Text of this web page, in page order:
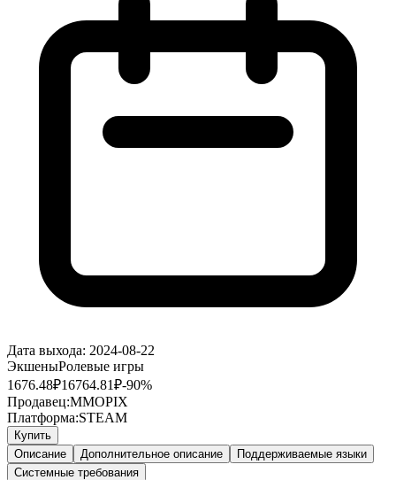
Дата выхода: 2024-08-22
ЭкшеныРолевые игры
1676.48₽16764.81₽-90%
Продавец:MMOPIX
Платформа:STEAM
Купить
Описание
Дополнительное описание
Поддерживаемые языки
Системные требования